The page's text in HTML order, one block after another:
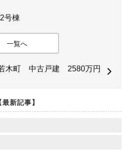
号棟
一覧へ
木町 中古戸建 2580万円
最新記事】